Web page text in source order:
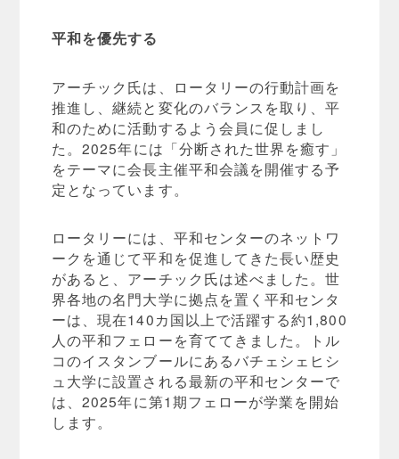
平和を優先する
アーチック氏は、ロータリーの行動計画を
推進し、継続と変化のバランスを取り、平
和のために活動するよう会員に促しまし
た。2025年には「分断された世界を癒す」
をテーマに会長主催平和会議を開催する予
定となっています。
ロータリーには、平和センターのネットワ
ークを通じて平和を促進してきた長い歴史
があると、アーチック氏は述べました。世
界各地の名門大学に拠点を置く平和センタ
ーは、現在140カ国以上で活躍する約1,800
人の平和フェローを育ててきました。トル
コのイスタンブールにあるバチェシェヒシ
ュ大学に設置される最新の平和センターで
は、2025年に第1期フェローが学業を開始
します。